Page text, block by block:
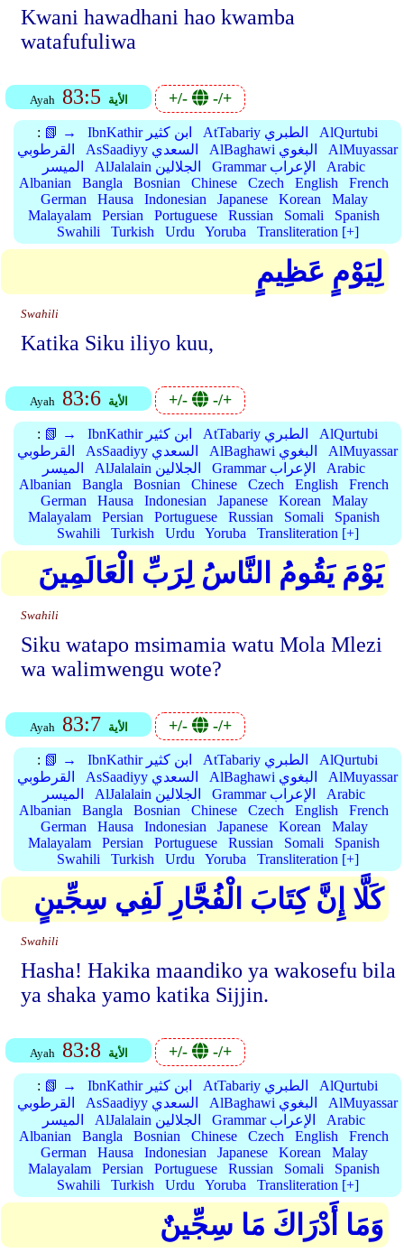
Kwani hawadhani hao kwamba
watafufuliwa
Ayah 83:5 الأية +/- -/+
: 📗 → IbnKathir ابن كثير AtTabariy الطبري
AlQurtubi
القرطوبي
AsSaadiyy السعدي AlBaghawi البغوي
AlMuyassar
الميسر
AlJalalain الجلالين Grammar الإعراب
Arabic
Albanian
Bangla Bosnian Chinese Czech English
French
German
Hausa Indonesian Japanese Korean
Malay
Malayalam
Persian Portuguese Russian Somali
Spanish
Swahili
Turkish Urdu Yoruba Transliteration [+]
لِيَوْمٍ عَظِيمٍ
Swahili
Katika Siku iliyo kuu,
Ayah 83:6 الأية +/- -/+
: 📗 → IbnKathir ابن كثير AtTabariy الطبري
AlQurtubi
القرطوبي
AsSaadiyy السعدي AlBaghawi البغوي
AlMuyassar
الميسر
AlJalalain الجلالين Grammar الإعراب
Arabic
Albanian
Bangla Bosnian Chinese Czech English
French
German
Hausa Indonesian Japanese Korean
Malay
Malayalam
Persian Portuguese Russian Somali
Spanish
Swahili
Turkish Urdu Yoruba Transliteration [+]
يَوْمَ يَقُومُ النَّاسُ لِرَبِّ الْعَالَمِينَ
Swahili
Siku watapo msimamia watu Mola Mlezi
wa walimwengu wote?
Ayah 83:7 الأية +/- -/+
: 📗 → IbnKathir ابن كثير AtTabariy الطبري
AlQurtubi
القرطوبي
AsSaadiyy السعدي AlBaghawi البغوي
AlMuyassar
الميسر
AlJalalain الجلالين Grammar الإعراب
Arabic
Albanian
Bangla Bosnian Chinese Czech English
French
German
Hausa Indonesian Japanese Korean
Malay
Malayalam
Persian Portuguese Russian Somali
Spanish
Swahili
Turkish Urdu Yoruba Transliteration [+]
كَلَّا إِنَّ كِتَابَ الْفُجَّارِ لَفِي سِجِّينٍ
Swahili
Hasha! Hakika maandiko ya wakosefu bila
ya shaka yamo katika Sijjin.
Ayah 83:8 الأية +/- -/+
: 📗 → IbnKathir ابن كثير AtTabariy الطبري
AlQurtubi
القرطوبي
AsSaadiyy السعدي AlBaghawi البغوي
AlMuyassar
الميسر
AlJalalain الجلالين Grammar الإعراب
Arabic
Albanian
Bangla Bosnian Chinese Czech English
French
German
Hausa Indonesian Japanese Korean
Malay
Malayalam
Persian Portuguese Russian Somali
Spanish
Swahili
Turkish Urdu Yoruba Transliteration [+]
وَمَا أَدْرَاكَ مَا سِجِّينٌ